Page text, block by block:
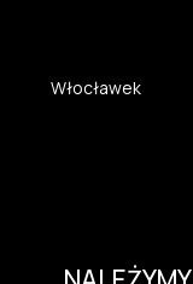
Włocławek